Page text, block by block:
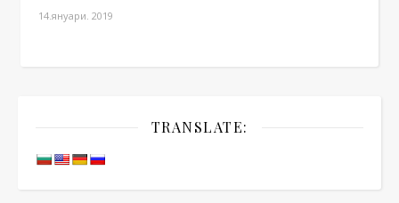
14.януари. 2019
TRANSLATE: